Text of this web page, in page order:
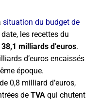
situation du budget de
les recettes du
38,1 milliards d’euros.
d’euros encaissés
époque.
0,8 milliard d’euros,
de TVA qui chutent